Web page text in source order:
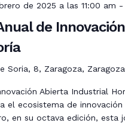
de 2025 a las 11:00 am -
de
Soria, 8, Zaragoza,
Abierta Industrial
el ecosistema de
en su octava edición, esta